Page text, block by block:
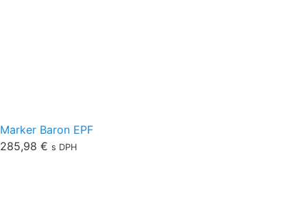
Marker Baron EPF
285,98 € s DPH